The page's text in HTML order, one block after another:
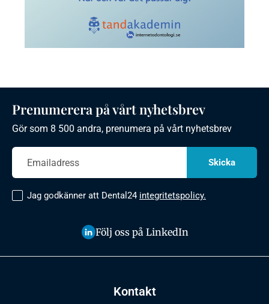
Kontakt
Prenumerera på vårt nyhetsbrev
Gör som 8 500 andra, prenumera på vårt nyhetsbrev
Jag godkänner att Dental24 integritetspolicy.
Följ oss på LinkedIn